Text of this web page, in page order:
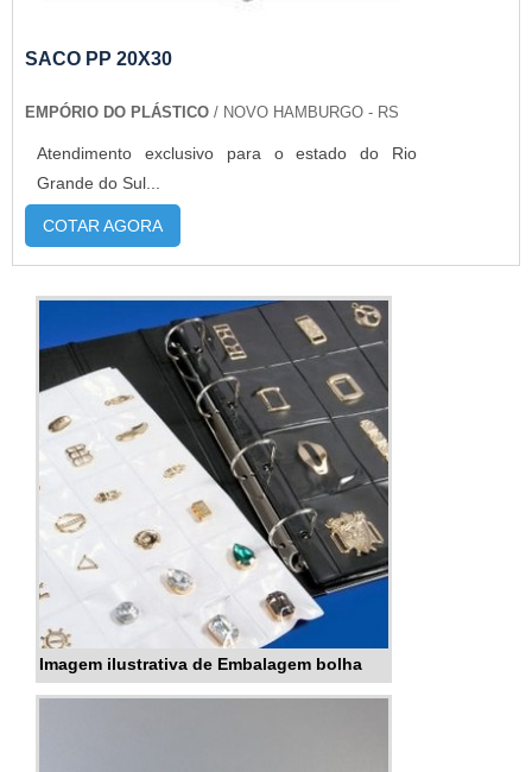
SACO PP 20X30
EMPÓRIO DO PLÁSTICO / NOVO HAMBURGO - RS
Atendimento exclusivo para o estado do Rio
Grande do Sul...
COTAR AGORA
Imagem ilustrativa de Embalagem bolha